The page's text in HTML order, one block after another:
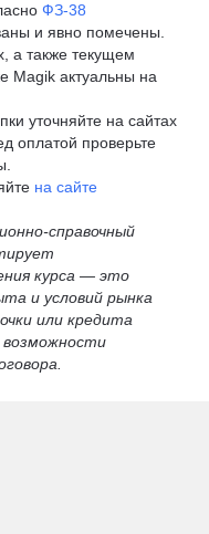
ФЗ-38
и явно помечены.
а также текущем
Magik актуальны на
уточняйте на сайтах
оплатой проверьте
на сайте
справочный
курса — это
и условий рынка
или кредита
возможности